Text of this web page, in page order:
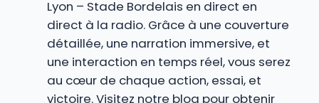
Lyon – Stade Bordelais en direct en
direct à la radio. Grâce à une couverture
détaillée, une narration immersive, et
une interaction en temps réel, vous serez
au cœur de chaque action, essai, et
victoire. Visitez notre blog pour obtenir